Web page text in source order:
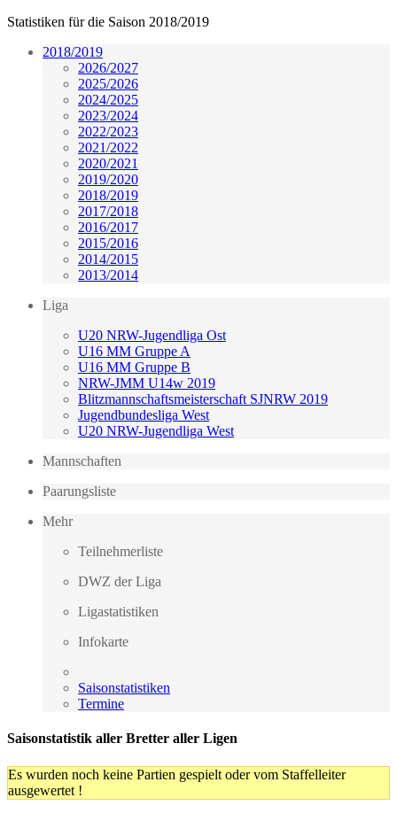
Statistiken für die Saison 2018/2019
2018/2019
2026/2027
2025/2026
2024/2025
2023/2024
2022/2023
2021/2022
2020/2021
2019/2020
2018/2019
2017/2018
2016/2017
2015/2016
2014/2015
2013/2014
Liga
U20 NRW-Jugendliga Ost
U16 MM Gruppe A
U16 MM Gruppe B
NRW-JMM U14w 2019
Blitzmannschaftsmeisterschaft SJNRW 2019
Jugendbundesliga West
U20 NRW-Jugendliga West
Mannschaften
Paarungsliste
Mehr
Teilnehmerliste
DWZ der Liga
Ligastatistiken
Infokarte
Saisonstatistiken
Termine
Saisonstatistik aller Bretter aller Ligen
Es wurden noch keine Partien gespielt oder vom Staffelleiter
ausgewertet !